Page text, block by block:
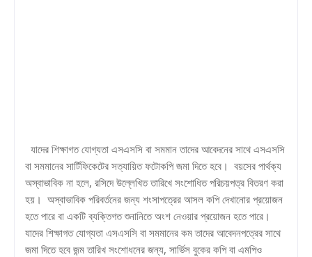
যাদের শিক্ষাগত যোগ্যতা এসএসসি বা সমমান তাদের আবেদনের সাথে এসএসসি
বা সমমানের সার্টিফিকেটের সত্যায়িত ফটোকপি জমা দিতে হবে। বয়সের পার্থক্য
অস্বাভাবিক না হলে, রসিদে উল্লেখিত তারিখে সংশোধিত পরিচয়পত্র বিতরণ করা
হয়। অস্বাভাবিক পরিবর্তনের জন্য শংসাপত্রের আসল কপি দেখানোর প্রয়োজন
হতে পারে বা একটি ব্যক্তিগত শুনানিতে অংশ নেওয়ার প্রয়োজন হতে পারে।
যাদের শিক্ষাগত যোগ্যতা এসএসসি বা সমমানের কম তাদের আবেদনপত্রের সাথে
জমা দিতে হবে জন্ম তারিখ সংশোধনের জন্য, সার্ভিস বুকের কপি বা এমপিও